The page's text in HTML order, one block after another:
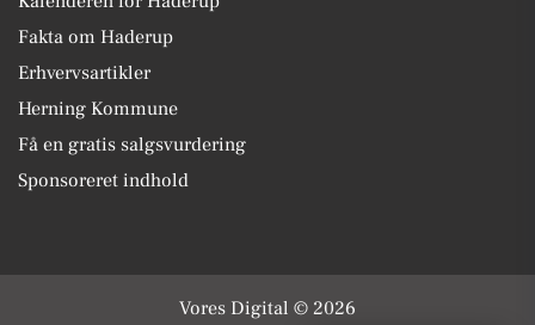
Fakta om Haderup
Erhvervsartikler
Herning Kommune
Få en gratis salgsvurdering
Sponsoreret indhold
Vores Digital © 2026